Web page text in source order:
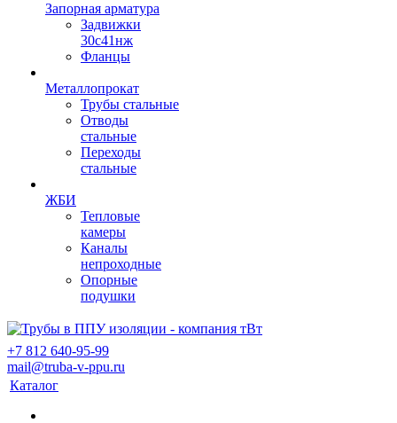
Запорная арматура
Задвижки
30с41нж
Фланцы
Металлопрокат
Трубы стальные
Отводы
стальные
Переходы
стальные
ЖБИ
Тепловые
камеры
Каналы
непроходные
Опорные
подушки
+7 812 640-95-99
mail@truba-v-ppu.ru
Каталог